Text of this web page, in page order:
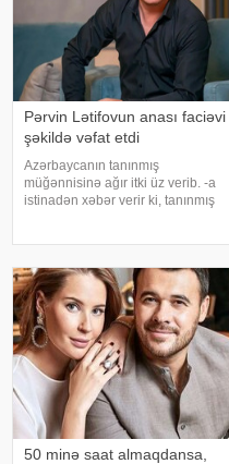
Pərvin Lətifovun anası faciəvi
şəkildə vəfat etdi
Azərbaycanın tanınmış
müğənnisinə ağır itki üz verib. -a
istinadən xəbər verir ki, tanınmış
məxsus bağ sahəsində çalışarkən
əlinə bata
50 minə saat almaqdansa,